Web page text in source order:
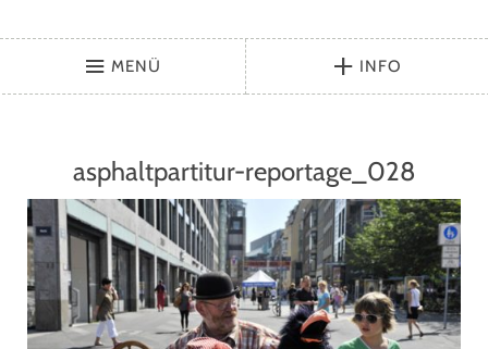
MENÜ INFO
asphaltpartitur-reportage_028